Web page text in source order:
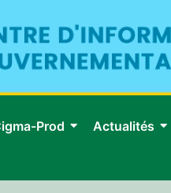
Prod Actualités